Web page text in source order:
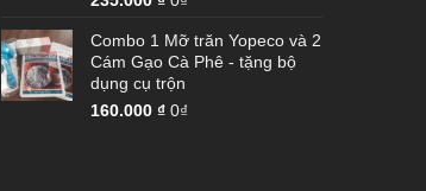
Combo 1 Mỡ trăn Yopeco và 2
Cám Gạo Cà Phê - tặng bộ
dụng cụ trộn
160.000 ₫ 0₫